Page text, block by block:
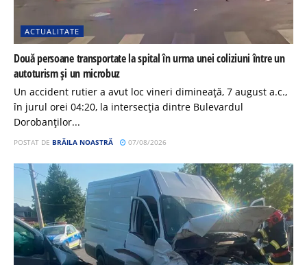
ACTUALITATE
Două persoane transportate la spital în urma unei coliziuni între un
autoturism și un microbuz
Un accident rutier a avut loc vineri dimineață, 7 august a.c.,
în jurul orei 04:20, la intersecția dintre Bulevardul
Dorobanților...
POSTAT DE BRĂILA NOASTRĂ 07/08/2026